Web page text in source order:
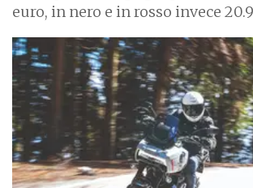
euro, in nero e in rosso invece
I
m
a
g
e